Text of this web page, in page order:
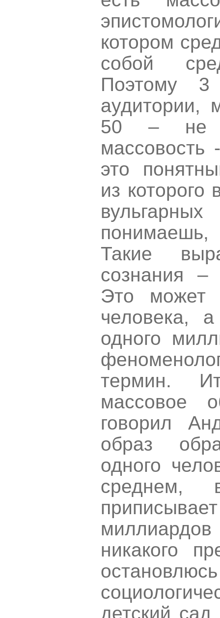
котором
собой
Поэтому
аудитории,
50 – не
это
из которого
понимаешь,
Такие
сознания
Это может
человека,
одного
термин.
массовое
говорил
образ
одного
среднем,
никакого
детский сад